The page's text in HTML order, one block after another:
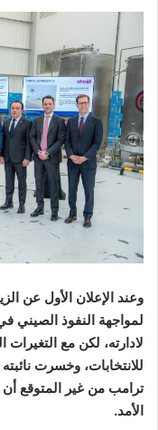
وعند الإعلان الأول عن
لمواجهة النفوذ الصيني
لادارته، لكن مع
للانتخابات، وخسرت
ترامب من غير المتوقع أن
الأمد.